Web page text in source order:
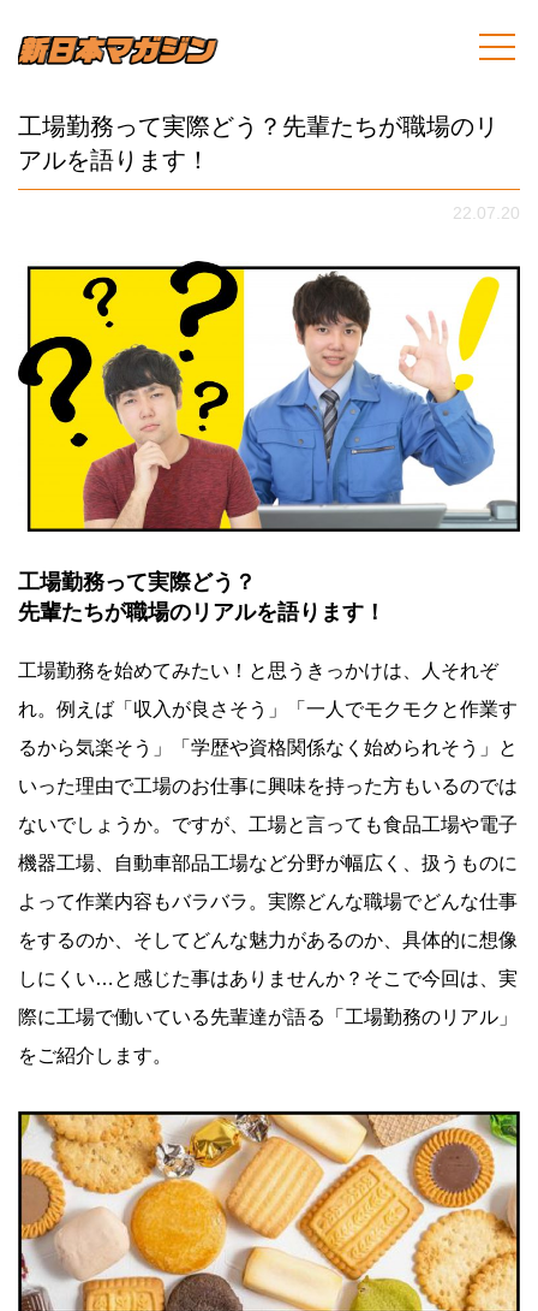
工場勤務って実際どう？先輩たちが職場のリ
アルを語ります！
22.07.20
工場勤務って実際どう？
先輩たちが職場のリアルを語ります！
工場勤務を始めてみたい！と思うきっかけは、人それぞ
れ。例えば「収入が良さそう」「一人でモクモクと作業す
るから気楽そう」「学歴や資格関係なく始められそう」と
いった理由で工場のお仕事に興味を持った方もいるのでは
ないでしょうか。ですが、工場と言っても食品工場や電子
機器工場、自動車部品工場など分野が幅広く、扱うものに
よって作業内容もバラバラ。実際どんな職場でどんな仕事
をするのか、そしてどんな魅力があるのか、具体的に想像
しにくい…と感じた事はありませんか？そこで今回は、実
際に工場で働いている先輩達が語る「工場勤務のリアル」
をご紹介します。